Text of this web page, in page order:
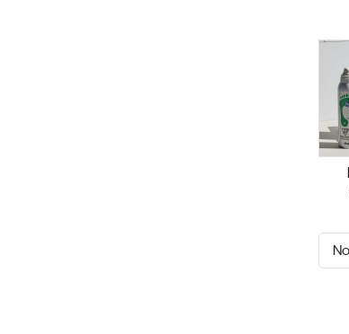
Trier